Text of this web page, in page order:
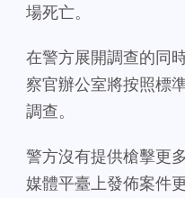
場死亡。
在警方展開調查的同
察官辦公室將按照標
調查。
警方沒有提供槍擊更
媒體平臺上發佈案件